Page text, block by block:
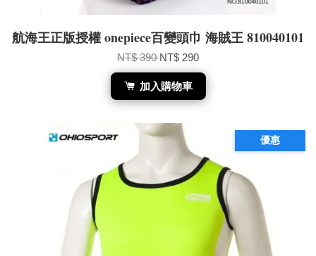
航海王正版授權 onepiece百變頭巾 海賊王 810040101
NT$ 390NT$ 290
加入購物車
優惠